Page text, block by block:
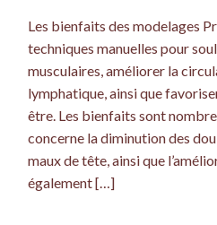
Les bienfaits des modelages
techniques manuelles pour
musculaires, améliorer la
lymphatique, ainsi que
être. Les bienfaits sont
concerne la diminution des
maux de tête, ainsi que
également […]